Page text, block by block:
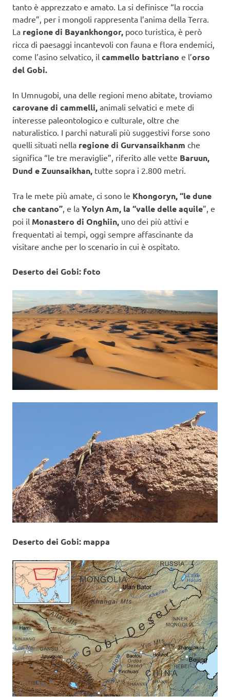
tanto è apprezzato e amato. La si definisce “la roccia
madre”, per i mongoli rappresenta l’anima della Terra.
La regione di Bayankhongor, poco turistica, è però
ricca di paesaggi incantevoli con fauna e flora endemici,
come l’asino selvatico, il cammello battriano e l’orso
del Gobi.
In Umnugobi, una delle regioni meno abitate, troviamo
carovane di cammelli, animali selvatici e mete di
interesse paleontologico e culturale, oltre che
naturalistico. I parchi naturali più suggestivi forse sono
quelli situati nella regione di Gurvansaikhanm che
significa “le tre meraviglie”, riferito alle vette Baruun,
Dund e Zuunsaikhan, tutte sopra i 2.800 metri.
Tra le mete più amate, ci sono le Khongoryn, “le dune
che cantano” , e la Yolyn Am, la “valle delle aquile”, e
poi il Monastero di Onghiin, uno dei più attivi e
frequentati ai tempi, oggi sempre affascinante da
visitare anche per lo scenario in cui è ospitato.
Deserto dei Gobi: foto
Deserto dei Gobi: mappa